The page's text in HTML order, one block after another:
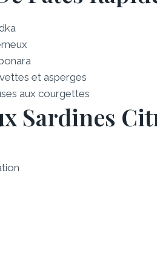
et asperges
aux courgettes
Sardines